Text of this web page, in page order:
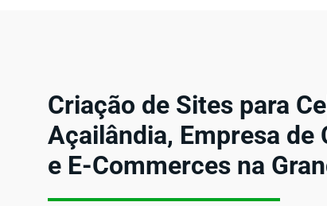
Criação de Sites para
Açailândia, Empresa de
e E-Commerces na